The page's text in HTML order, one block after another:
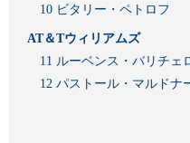
10 ビタリー・ペトロフ
AT＆Tウィリアムズ
11 ルーベンス・バリチェ
12 パストール・マルドナ